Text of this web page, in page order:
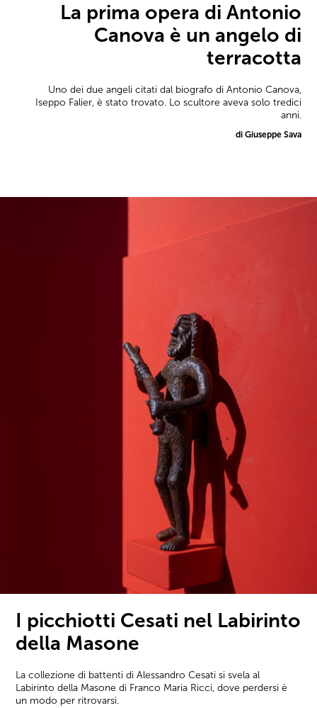
La prima opera di Antonio
Canova è un angelo di
terracotta
Uno dei due angeli citati dal biografo di Antonio Canova,
Iseppo Falier, è stato trovato. Lo scultore aveva solo tredici
anni.
di Giuseppe Sava
I picchiotti Cesati nel Labirinto
della Masone
La collezione di battenti di Alessandro Cesati si svela al
Labirinto della Masone di Franco Maria Ricci, dove perdersi è
un modo per ritrovarsi.